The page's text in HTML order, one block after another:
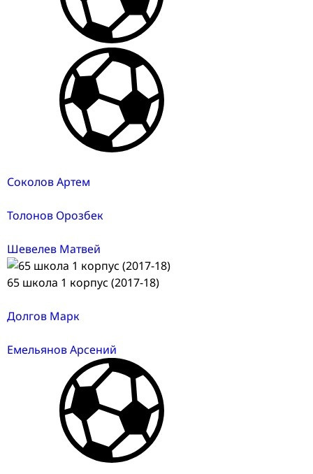
Соколов Артем
Толонов Орозбек
Шевелев Матвей
65 школа 1 корпус (2017-18)
Долгов Марк
Емельянов Арсений